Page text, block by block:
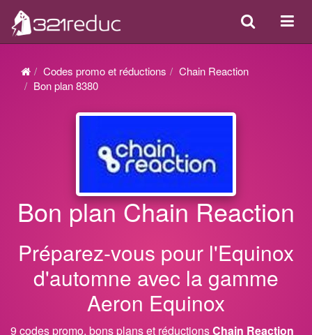
ou
Search
Codes promo et réductions
Chain Reaction
Bon plan 8380
Bon plan Chain Reaction
Préparez-vous pour l'Equinox
d'automne avec la gamme
Aeron Equinox
9 codes promo, bons plans et réductionsChain Reaction